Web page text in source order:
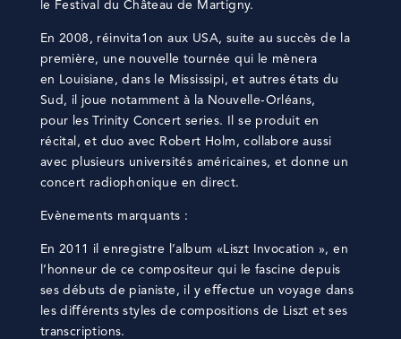
le Festival du Château de Martigny.
En 2008, réinvita1on aux USA, suite au succès de la
première, une nouvelle tournée qui le mènera
en Louisiane, dans le Mississipi, et autres états du
Sud, il joue notamment à la Nouvelle-Orléans,
pour les Trinity Concert series. Il se produit en
récital, et duo avec Robert Holm, collabore aussi
avec plusieurs universités américaines, et donne un
concert radiophonique en direct.
Evènements marquants :
En 2011 il enregistre l’album «Liszt Invocation », en
l’honneur de ce compositeur qui le fascine depuis
ses débuts de pianiste, il y eﬀectue un voyage dans
les diﬀérents styles de compositions de Liszt et ses
transcriptions.